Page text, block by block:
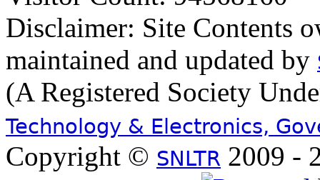
Disclaimer: Site Contents
maintained and updated by
(A Registered Society
Technology & Electronics,
Copyright © SNLTR 2009 -